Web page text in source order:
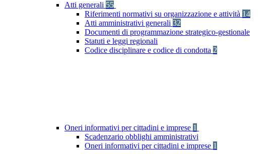
Atti generali 55
Riferimenti normativi su organizzazione e attività 14
Atti amministrativi generali 32
Documenti di programmazione strategico-gestionale
Statuti e leggi regionali
Codice disciplinare e codice di condotta 2
Oneri informativi per cittadini e imprese 1
Scadenzario obblighi amministrativi
Oneri informativi per cittadini e imprese 1